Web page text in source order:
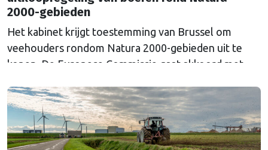
2000-gebieden
Het kabinet krijgt toestemming van Brussel om
veehouders rondom Natura 2000-gebieden uit te
kopen. De Europese Commissie gaat akkoord met